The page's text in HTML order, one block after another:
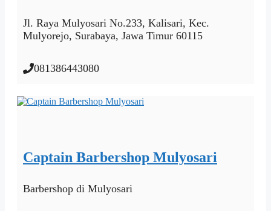
Jl. Raya Mulyosari No.233, Kalisari, Kec.
Mulyorejo, Surabaya, Jawa Timur 60115
081386443080
Captain Barbershop Mulyosari
Barbershop di Mulyosari